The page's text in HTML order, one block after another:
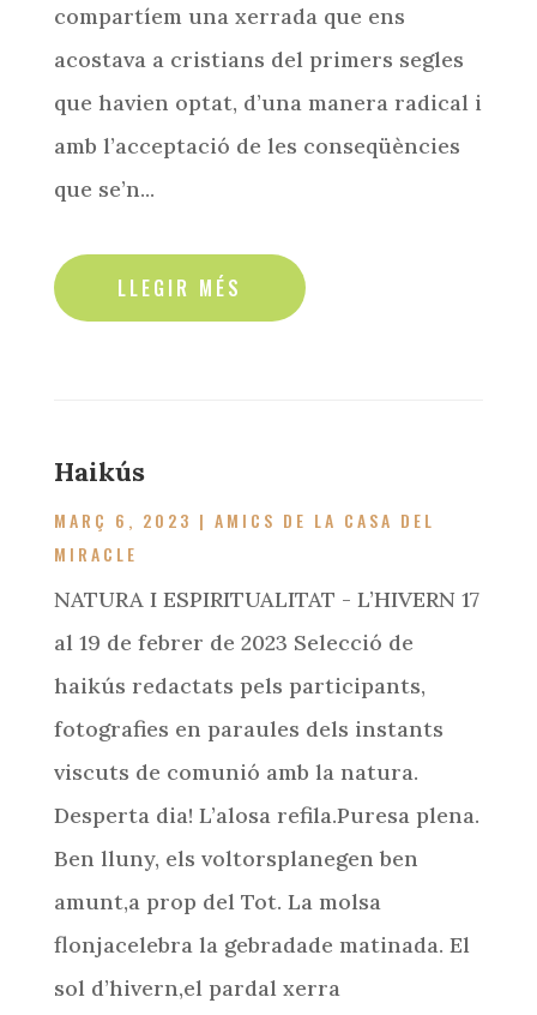
compartíem una xerrada que ens
acostava a cristians del primers segles
que havien optat, d’una manera radical i
amb l’acceptació de les conseqüències
que se’n...
Haikús
MARÇ 6, 2023 | AMICS DE LA CASA DEL
MIRACLE
NATURA I ESPIRITUALITAT - L’HIVERN 17
al 19 de febrer de 2023 Selecció de
haikús redactats pels participants,
fotografies en paraules dels instants
viscuts de comunió amb la natura.
Desperta dia! L’alosa refila.Puresa plena.
Ben lluny, els voltorsplanegen ben
amunt,a prop del Tot. La molsa
flonjacelebra la gebradade matinada. El
sol d’hivern,el pardal xerra